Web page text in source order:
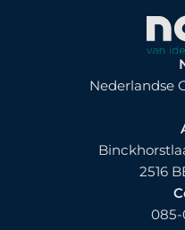
Nederlandse
2516
085-